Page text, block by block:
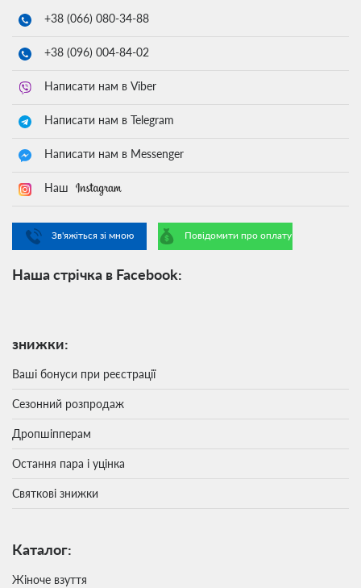
+38 (066) 080-34-88
+38 (096) 004-84-02
Написати нам в Viber
Написати нам в Telegram
Написати нам в Messenger
Наш
Зв'яжіться зі мною Повідомити про оплату
Наша стрічка в Facebook:
знижки:
Ваші бонуси при реєстрації
Сезонний розпродаж
Дропшіпперам
Остання пара і уцінка
Святкові знижки
Каталог:
Жіноче взуття